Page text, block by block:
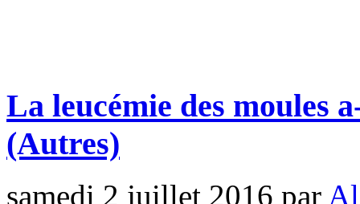
La leucémie des moules
(Autres)
samedi 2 juillet 2016 par